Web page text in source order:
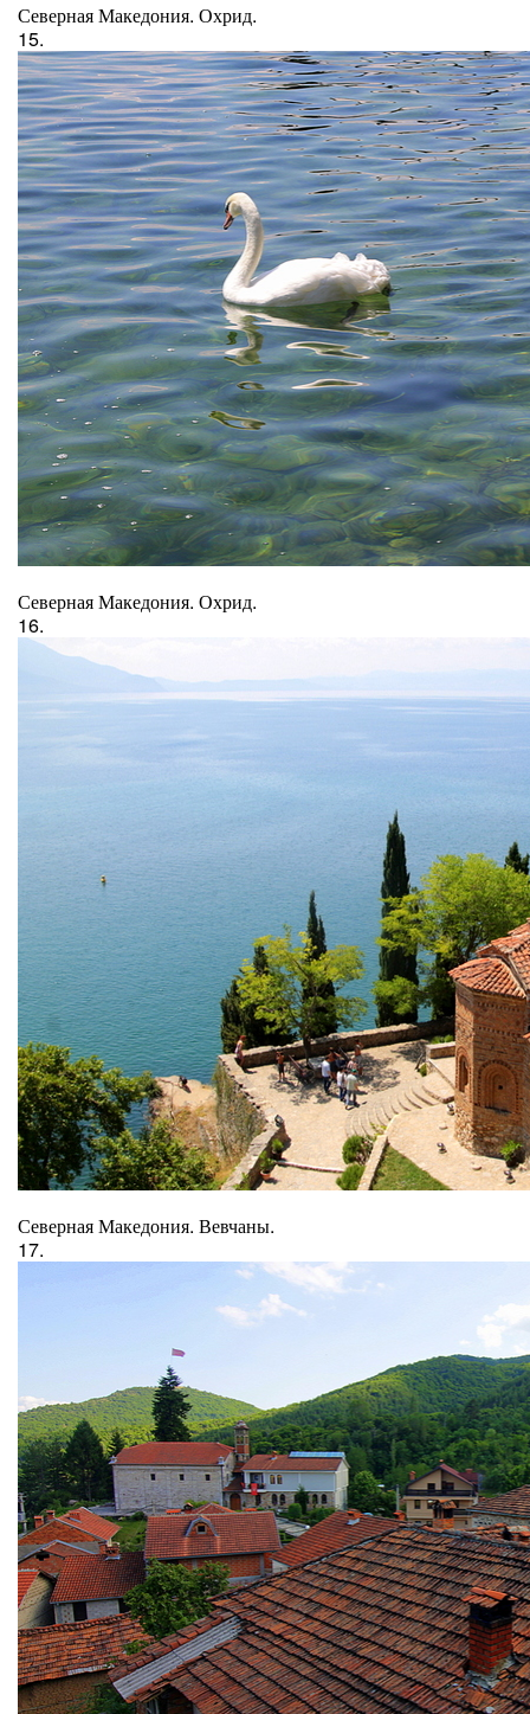
Северная Македония. Охрид.
15.
Северная Македония. Охрид.
16.
Северная Македония. Вевчаны.
17.